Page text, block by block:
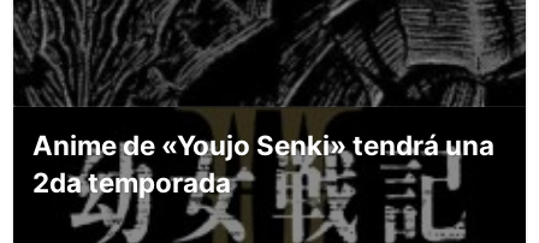
Anime de «Youjo Senki» tendrá una
2da temporada